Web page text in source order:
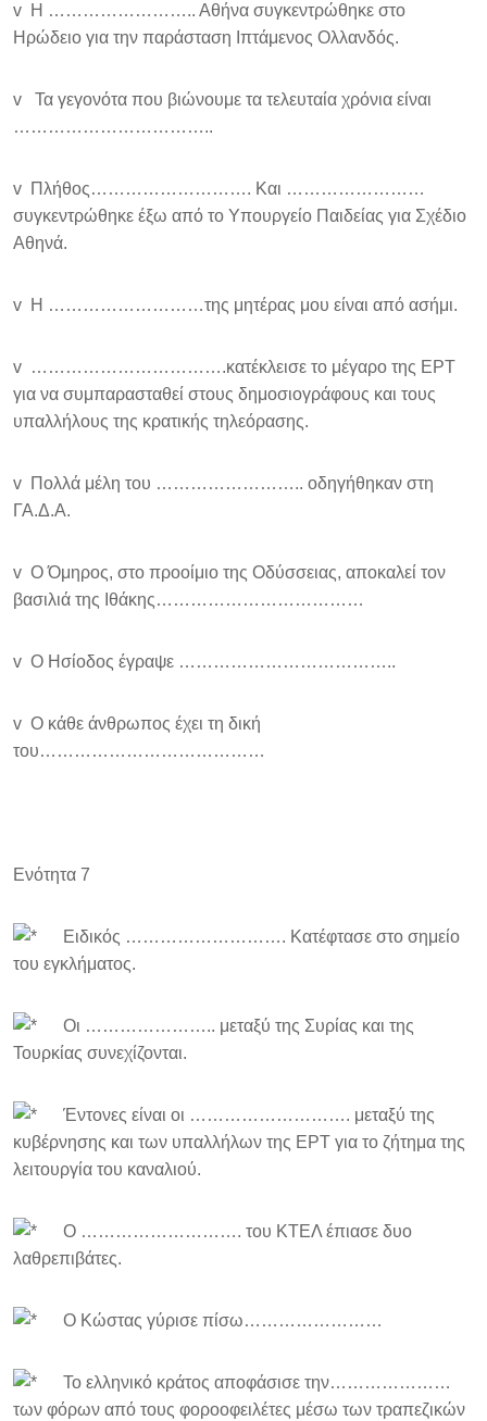
v Η …………………….. Αθήνα συγκεντρώθηκε στο
Ηρώδειο για την παράσταση Ιπτάμενος Ολλανδός.
v Τα γεγονότα που βιώνουμε τα τελευταία χρόνια είναι
……………………………..
v Πλήθος………………………. Και ……………………
συγκεντρώθηκε έξω από το Υπουργείο Παιδείας για Σχέδιο
Αθηνά.
v Η ………………………της μητέρας μου είναι από ασήμι.
v …………………………….κατέκλεισε το μέγαρο της ΕΡΤ
για να συμπαρασταθεί στους δημοσιογράφους και τους
υπαλλήλους της κρατικής τηλεόρασης.
v Πολλά μέλη του …………………….. οδηγήθηκαν στη
ΓΑ.Δ.Α.
v Ο Όμηρος, στο προοίμιο της Οδύσσειας, αποκαλεί τον
βασιλιά της Ιθάκης………………………………
v Ο Ησίοδος έγραψε ………………………………..
v Ο κάθε άνθρωπος έχει τη δική
του…………………………………
Ενότητα 7
Ειδικός ………………………. Κατέφτασε στο σημείο
του εγκλήματος.
Οι ………………….. μεταξύ της Συρίας και της
Τουρκίας συνεχίζονται.
Έντονες είναι οι ………………………. μεταξύ της
κυβέρνησης και των υπαλλήλων της ΕΡΤ για το ζήτημα της
λειτουργία του καναλιού.
O ………………………. του ΚΤΕΛ έπιασε δυο
λαθρεπιβάτες.
Ο Κώστας γύρισε πίσω……………………
Το ελληνικό κράτος αποφάσισε την…………………
των φόρων από τους φοροοφειλέτες μέσω των τραπεζικών